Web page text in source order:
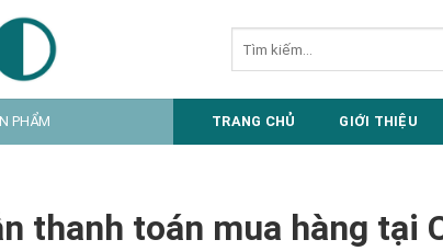
kiếm:
PHẨM TRANG CHỦ GIỚI THIỆU
thanh toán mua hàng tại